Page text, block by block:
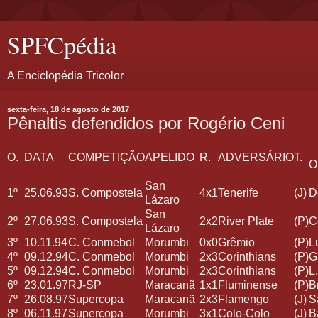
SPFCpédia
A Enciclopédia Tricolor
sexta-feira, 18 de agosto de 2017
Pênaltis defendidos por Rogério Ceni
O. DATA COMPETIÇÃOAPELIDO R. ADVERSÁRIOT.
1º 25.06.93S. Compostela
San
Lázaro
4x1Tenerife (J)
2º 27.06.93S. Compostela
San
Lázaro
2x2River Plate (P)
3º 10.11.94C. Conmebol Morumbi 0x0Grêmio (P)
4º 09.12.94C. Conmebol Morumbi 2x3Corinthians (P)
5º 09.12.94C. Conmebol Morumbi 2x3Corinthians (P)
6º 23.01.97RJ-SP Maracanã 1x1Fluminense (P)
7º 26.08.97Supercopa Maracanã 2x3Flamengo (J)
8º 06.11.97Supercopa Morumbi 3x1Colo-Colo (J)